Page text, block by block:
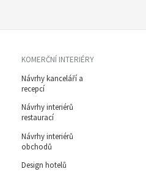
KOMERČNÍ INTERIÉRY
Návrhy kanceláří a
recepcí
Návrhy interiérů
restaurací
Návrhy interiérů
obchodů
Design hotelů